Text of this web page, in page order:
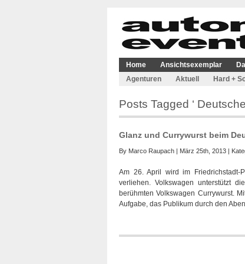
Home Ansichtsexemplar
Agenturen
Aktuell Hard +
Posts Tagged ‘
Glanz und Currywurst beim
By Marco Raupach | März 25th, 2013 |
Am 26. April wird im Friedrichstadt-
verliehen. Volkswagen unterstützt
berühmten Volkswagen Currywurst.
Aufgabe, das Publikum durch den